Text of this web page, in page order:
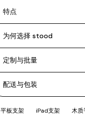
特点
为何选择 stood
定制与批量
配送与包装
平板支架 iPad支架 木质